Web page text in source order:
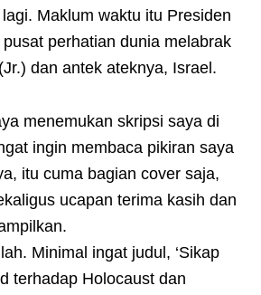
Maklum waktu itu Presiden
perhatian dunia melabrak
dan antek ateknya, Israel.
menemukan skripsi saya di
ingin membaca pikiran saya
itu cuma bagian cover saja,
ucapan terima kasih dan
Minimal ingat judul, ‘Sikap
terhadap Holocaust dan